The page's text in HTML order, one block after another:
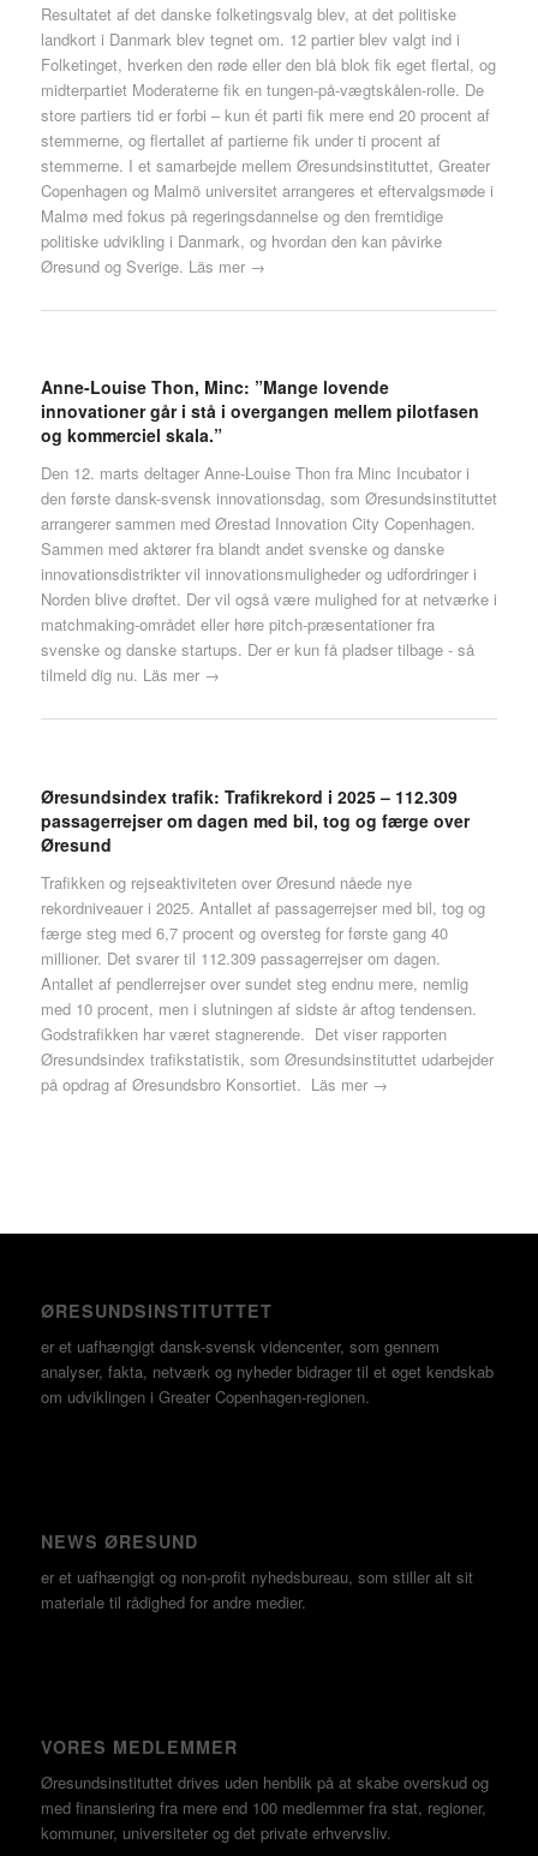
Resultatet af det danske folketingsvalg blev, at det politiske
landkort i Danmark blev tegnet om. 12 partier blev valgt ind i
Folketinget, hverken den røde eller den blå blok fik eget flertal, og
midterpartiet Moderaterne fik en tungen-på-vægtskålen-rolle. De
store partiers tid er forbi – kun ét parti fik mere end 20 procent af
stemmerne, og flertallet af partierne fik under ti procent af
stemmerne. I et samarbejde mellem Øresundsinstituttet, Greater
Copenhagen og Malmö universitet arrangeres et eftervalgsmøde i
Malmø med fokus på regeringsdannelse og den fremtidige
politiske udvikling i Danmark, og hvordan den kan påvirke
Øresund og Sverige. Läs mer →
Anne-Louise Thon, Minc: ”Mange lovende
innovationer går i stå i overgangen mellem pilotfasen
og kommerciel skala.”
Den 12. marts deltager Anne-Louise Thon fra Minc Incubator i
den første dansk-svensk innovationsdag, som Øresundsinstituttet
arrangerer sammen med Ørestad Innovation City Copenhagen.
Sammen med aktører fra blandt andet svenske og danske
innovationsdistrikter vil innovationsmuligheder og udfordringer i
Norden blive drøftet. Der vil også være mulighed for at netværke i
matchmaking-området eller høre pitch-præsentationer fra
svenske og danske startups. Der er kun få pladser tilbage - så
tilmeld dig nu. Läs mer →
Øresundsindex trafik: Trafikrekord i 2025 – 112.309
passagerrejser om dagen med bil, tog og færge over
Øresund
Trafikken og rejseaktiviteten over Øresund nåede nye
rekordniveauer i 2025. Antallet af passagerrejser med bil, tog og
færge steg med 6,7 procent og oversteg for første gang 40
millioner. Det svarer til 112.309 passagerrejser om dagen.
Antallet af pendlerrejser over sundet steg endnu mere, nemlig
med 10 procent, men i slutningen af sidste år aftog tendensen.
Godstrafikken har været stagnerende. Det viser rapporten
Øresundsindex trafikstatistik, som Øresundsinstituttet udarbejder
på opdrag af Øresundsbro Konsortiet. Läs mer →
ØRESUNDSINSTITUTTET
er et uafhængigt dansk-svensk videncenter, som gennem
analyser, fakta, netværk og nyheder bidrager til et øget kendskab
om udviklingen i Greater Copenhagen-regionen.
NEWS ØRESUND
er et uafhængigt og non-profit nyhedsbureau, som stiller alt sit
materiale til rådighed for andre medier.
VORES MEDLEMMER
Øresundsinstituttet drives uden henblik på at skabe overskud og
med finansiering fra mere end 100 medlemmer fra stat, regioner,
kommuner, universiteter og det private erhvervsliv.